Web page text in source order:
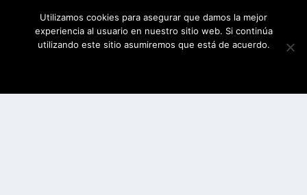
Utilizamos cookies para asegurar que damos la mejor
experiencia al usuario en nuestro sitio web. Si continúa
utilizando este sitio asumiremos que está de acuerdo.